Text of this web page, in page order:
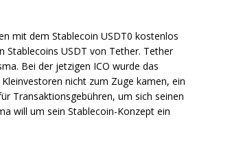
mit dem Stablecoin USDT0 kostenlos
Stablecoins USDT von Tether. Tether
Bei der jetzigen ICO wurde das
nicht zum Zuge kamen, ein
Transaktionsgebühren, um sich seinen
will um sein Stablecoin-Konzept ein